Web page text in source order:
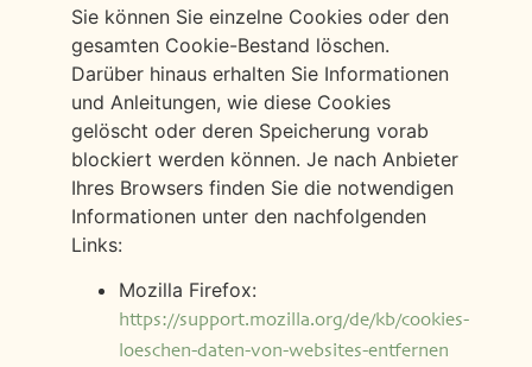
Sie können Sie einzelne Cookies oder den
gesamten Cookie-Bestand löschen.
Darüber hinaus erhalten Sie Informationen
und Anleitungen, wie diese Cookies
gelöscht oder deren Speicherung vorab
blockiert werden können. Je nach Anbieter
Ihres Browsers finden Sie die notwendigen
Informationen unter den nachfolgenden
Links:
Mozilla Firefox:
https://support.mozilla.org/de/kb/cookies-
loeschen-daten-von-websites-entfernen